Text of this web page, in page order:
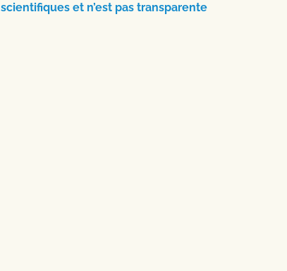
scientifiques et n’est pas transparente